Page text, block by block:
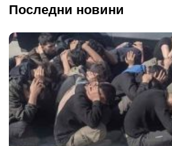
Последни новини